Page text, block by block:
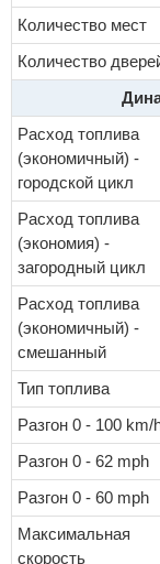
Количество мест
Количество
Расход топлива
(экономичный) -
городской цикл
Расход топлива
(экономия) -
загородный цикл
Расход топлива
(экономичный) -
смешанный
Тип топлива
Разгон 0 - 100 km/
Разгон 0 - 62 mph
Разгон 0 - 60 mph
Максимальная
скорость